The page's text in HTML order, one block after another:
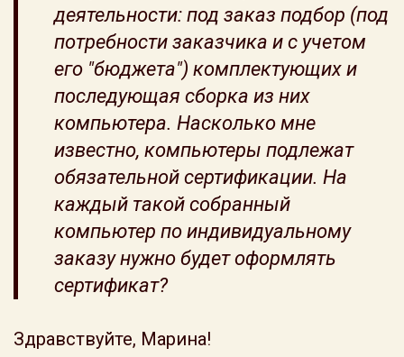
деятельности: под заказ подбор (под
потребности заказчика и с учетом
его "бюджета") комплектующих и
последующая сборка из них
компьютера. Насколько мне
известно, компьютеры подлежат
обязательной сертификации. На
каждый такой собранный
компьютер по индивидуальному
заказу нужно будет оформлять
сертификат?
Здравствуйте, Марина!